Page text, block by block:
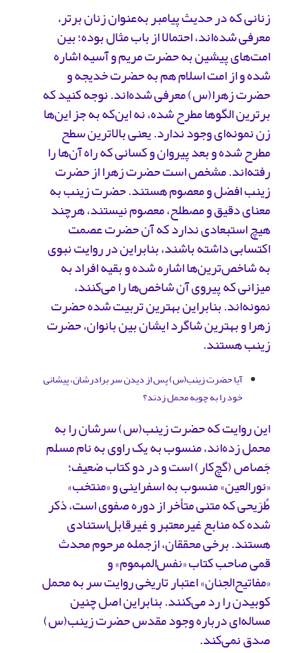
زنانی که در حدیث پیامبر به‌عنوان زنان برتر،
معرفی شده‌اند، احتمالا از باب مثال بوده؛ بین
امت‌های پیشین به حضرت ‌مریم و آسیه اشاره
شده و از امت اسلام هم به حضرت‌ خدیجه و
حضرت‌ زهرا(س) معرفی شده‌اند. نوجه کنید که
برترین الگوها مطرح شده، نه این‌که به جز این‌ها
زن نمونه‌ای وجود ندارد. یعنی بالاترین سطح
مطرح شده و بعد پیروان و کسانی که راه آن‌ها را
رفته‌اند. مشخص است حضرت ‌زهرا از حضرت‌
زینب افضل و معصوم هستند. حضرت ‌زینب به
معنای دقیق و مصطلح، معصوم نیستند، هرچند
هیچ استبعادی ندارد که آن حضرت عصمت
اکتسابی داشته باشند، بنابراین در روایت نبوی
به شاخص‌ترین‌ها اشاره شده و بقیه افراد به
میزانی که پیروی آن شاخص‌ها را می‌کنند،
نمونه‌اند. بنابراین بهترین تربیت شده‌ حضرت
‌زهرا و بهترین شاگرد ایشان بین بانوان، حضرت
‌زینب هستند.
آیا حضرت زینب(س) پس از دیدن سر برادرشان، پیشانی
خود را به چوبه محمل زدند؟
این روایت که حضرت‌ زینب(س) سرشان را به
محمل زده‌اند، منسوب به یک راوی به نام مسلم
جَصاص (گچ‌کار) است و در دو کتاب ضعیف؛
«نورالعین» منسوب به اسفراینی و «منتخب»
طُرَیحی که متنی متأخر از دوره صفوی است، ذکر
شده که منابع غیرمعتبر و غیرقابل‌استنادی
هستند. برخی محققان، ازجمله مرحوم محدث
قمی صاحب کتاب «نفس‌المهموم» و
«مفاتیح‌الجنان» اعتبار تاریخی روایت سر به محمل
کوبیدن را رد می‌کنند. بنابراین اصل چنین
مساله‌ای درباره وجود مقدس حضرت‌ زینب(س)
صدق نمی‌کند.